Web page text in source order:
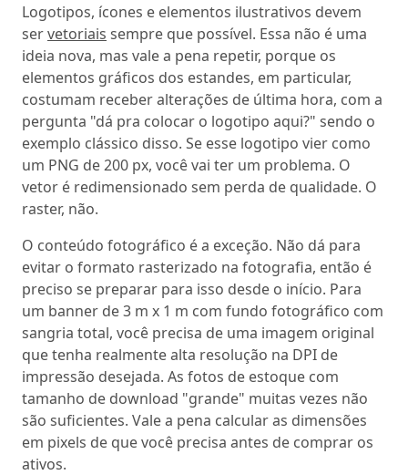
Logotipos, ícones e elementos ilustrativos devem
servetoriais sempre que possível. Essa não é uma
ideia nova, mas vale a pena repetir, porque os
elementos gráficos dos estandes, em particular,
costumam receber alterações de última hora, com a
pergunta "dá pra colocar o logotipo aqui?" sendo o
exemplo clássico disso. Se esse logotipo vier como
um PNG de 200 px, você vai ter um problema. O
vetor é redimensionado sem perda de qualidade. O
raster, não.
O conteúdo fotográfico é a exceção. Não dá para
evitar o formato rasterizado na fotografia, então é
preciso se preparar para isso desde o início. Para
um banner de 3 m x 1 m com fundo fotográfico com
sangria total, você precisa de uma imagem original
que tenha realmente alta resolução na DPI de
impressão desejada. As fotos de estoque com
tamanho de download "grande" muitas vezes não
são suficientes. Vale a pena calcular as dimensões
em pixels de que você precisa antes de comprar os
ativos.